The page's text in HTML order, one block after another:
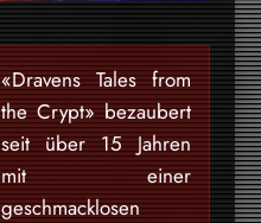
«Dravens Tales from
the Crypt» bezaubert
seit über 15 Jahren
mit einer
geschmacklosen